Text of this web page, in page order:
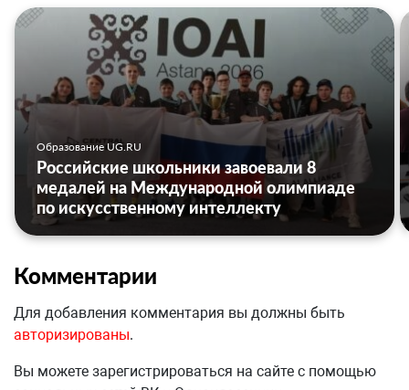
Образование UG.RU
Российские школьники завоевали 8
медалей на Международной олимпиаде
по искусственному интеллекту
Комментарии
Для добавления комментария вы должны быть
авторизированы.
Вы можете зарегистрироваться на сайте с помощью